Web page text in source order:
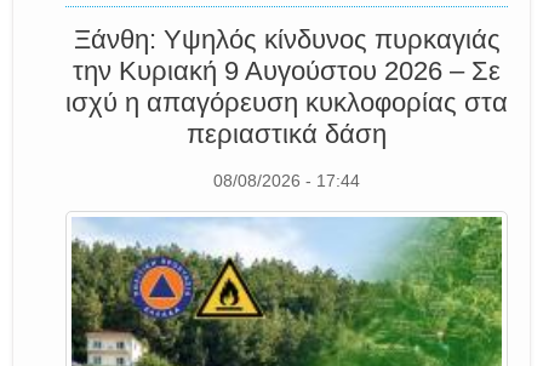
Ξάνθη: Υψηλός κίνδυνος πυρκαγιάς
την Κυριακή 9 Αυγούστου 2026 – Σε
ισχύ η απαγόρευση κυκλοφορίας στα
περιαστικά δάση
08/08/2026 - 17:44